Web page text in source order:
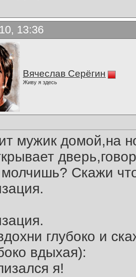
13:36
Вячеслав Серёгин
Живу я здесь
мужик домой,на
Скажи
глубоко и
вдыхая):
я!